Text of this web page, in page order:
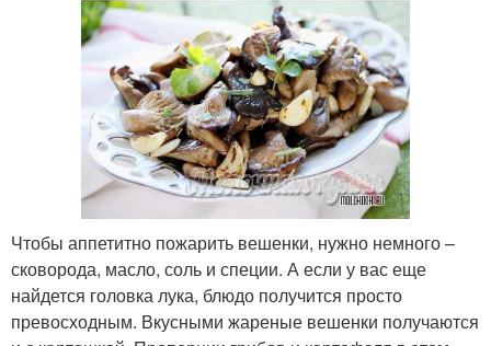
Чтобы аппетитно пожарить вешенки, нужно немного –
сковорода, масло, соль и специи. А если у вас еще
найдется головка лука, блюдо получится просто
превосходным. Вкусными жареные вешенки получаются